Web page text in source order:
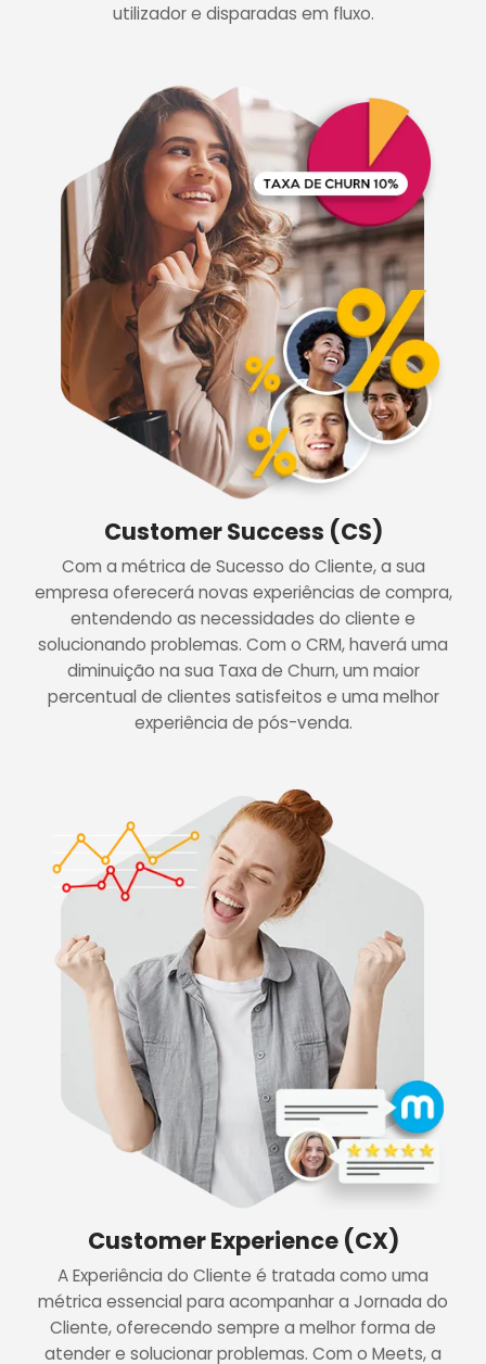
utilizador e disparadas em fluxo.
Customer Success (CS)
Com a métrica de Sucesso do Cliente, a sua
empresa oferecerá novas experiências de compra,
entendendo as necessidades do cliente e
solucionando problemas. Com o CRM, haverá uma
diminuição na sua Taxa de Churn, um maior
percentual de clientes satisfeitos e uma melhor
experiência de pós-venda.
Customer Experience (CX)
A Experiência do Cliente é tratada como uma
métrica essencial para acompanhar a Jornada do
Cliente, oferecendo sempre a melhor forma de
atender e solucionar problemas. Com o Meets, a